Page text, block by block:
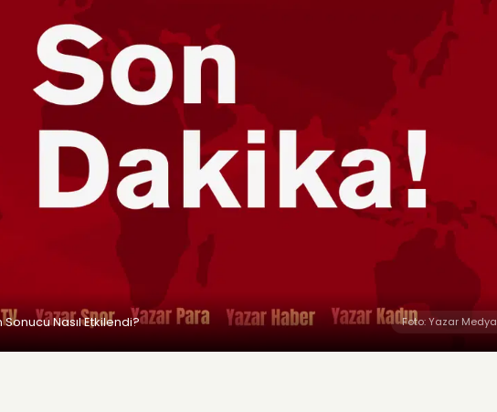
Nasıl Etkilendi? Foto: Yazar Medya